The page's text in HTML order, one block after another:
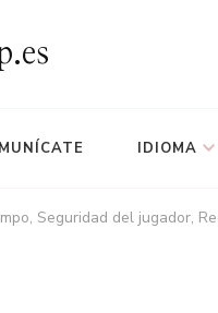
IDIOMA
Seguridad del jugador,